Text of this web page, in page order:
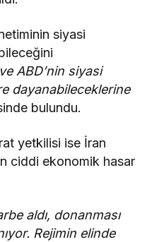
siyasi
ABD’nin siyasi
dayanabileceklerine
bulundu.
yetkilisi ise İran
ciddi ekonomik hasar
aldı, donanması
Rejimin elinde